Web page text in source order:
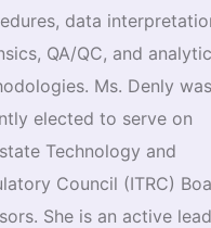
data
QA/QC, and
Ms. Denly was
elected to serve on
Technology and
Council (ITRC)
She is an active